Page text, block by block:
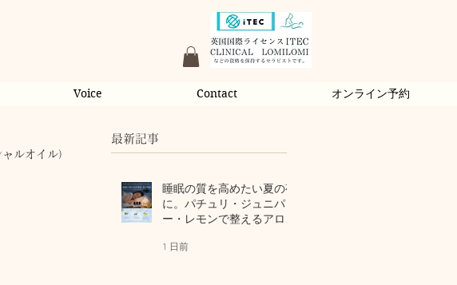
Voice Contact オンライン予約
ルオイル）
最新記事
睡眠の質を高めたい夏の夜
に。パチュリ・ジュニパ
ー・レモンで整えるアロマ
1 日前